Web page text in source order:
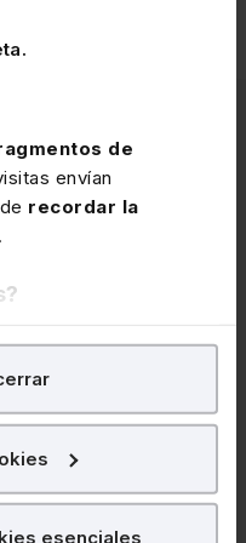
de
envían
recordar la
.
confines
tu experiencia
fines publicitarios,
esenciales
de Gran